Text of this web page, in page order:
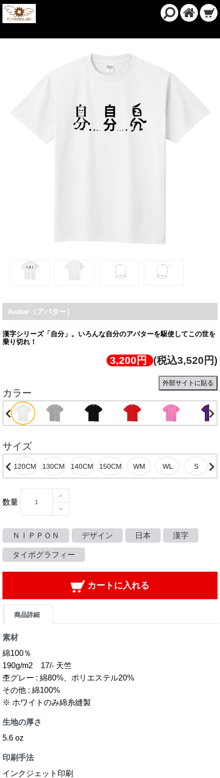
Avatar（アバター）
漢字シリーズ「自分」。いろんな自分のアバターを駆使してこの世を
乗り切れ！
3,200円 (税込3,520円)
外部サイトに貼る
カラー
サイズ
数量
ＮＩＰＰＯＮ デザイン 日本 漢字
タイポグラフィー
カートに入れる
商品詳細
素材
綿100％
190g/m2 17/- 天竺
杢グレー : 綿80%、ポリエステル20%
その他 : 綿100%
※ ホワイトのみ綿糸縫製
生地の厚さ
5.6 oz
印刷手法
インクジェット印刷